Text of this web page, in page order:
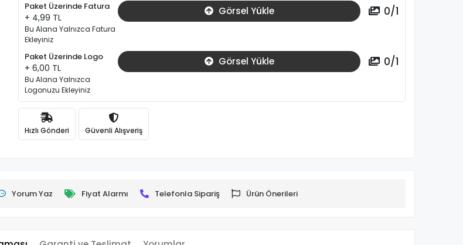
Paket Üzerinde Fatura
+ 4,99 TL
Bu Alana Yalnızca Fatura
Ekleyiniz
Görsel Yükle 0/1
Paket Üzerinde Logo
+ 6,00 TL
Bu Alana Yalnızca
Logonuzu Ekleyiniz
Görsel Yükle 0/1
Hızlı Gönderi Güvenli Alışveriş
Yorum Yaz Fiyat Alarmı Telefonla Sipariş Ürün Önerileri